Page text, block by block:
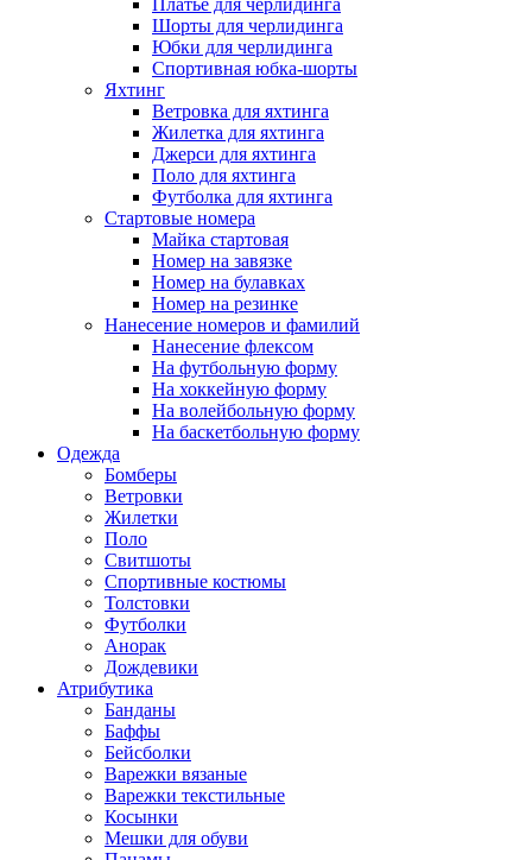
Платье для черлидинга
Шорты для черлидинга
Юбки для черлидинга
Спортивная юбка-шорты
Яхтинг
Ветровка для яхтинга
Жилетка для яхтинга
Джерси для яхтинга
Поло для яхтинга
Футболка для яхтинга
Стартовые номера
Майка стартовая
Номер на завязке
Номер на булавках
Номер на резинке
Нанесение номеров и фамилий
Нанесение флексом
На футбольную форму
На хоккейную форму
На волейбольную форму
На баскетбольную форму
Одежда
Бомберы
Ветровки
Жилетки
Поло
Свитшоты
Спортивные костюмы
Толстовки
Футболки
Анорак
Дождевики
Атрибутика
Банданы
Баффы
Бейсболки
Варежки вязаные
Варежки текстильные
Косынки
Мешки для обуви